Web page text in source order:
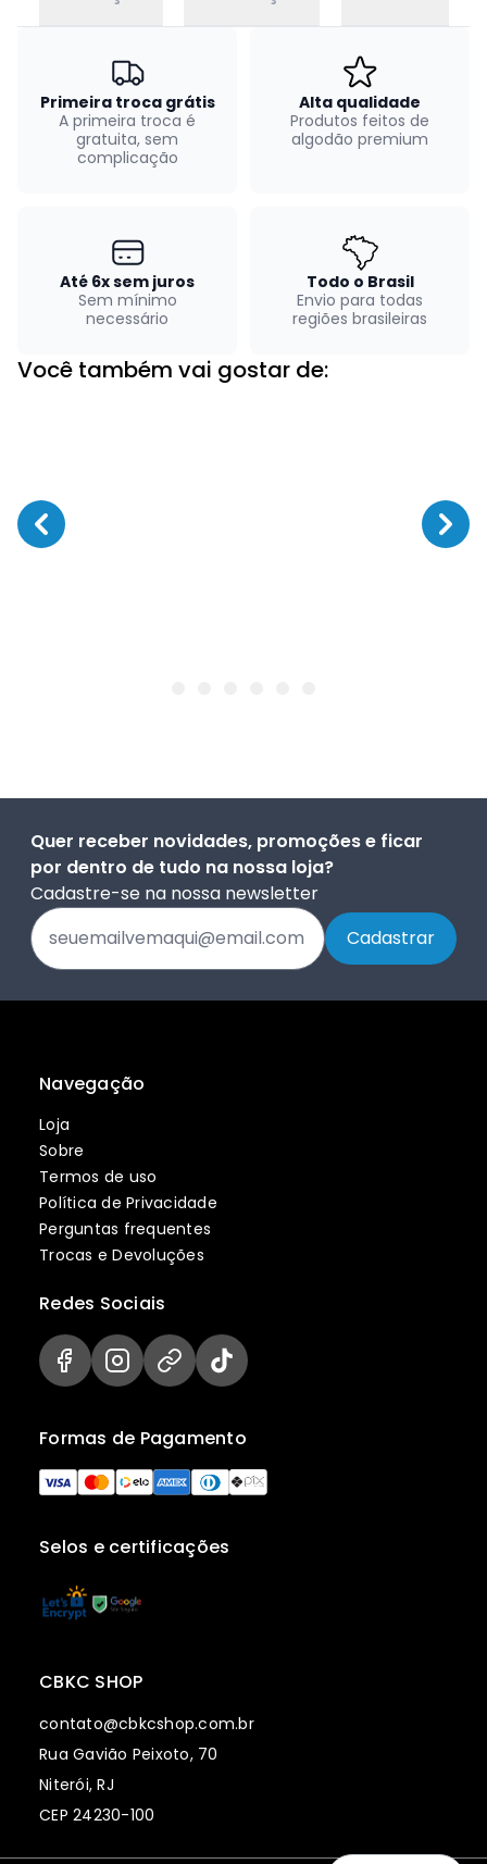
Primeira troca grátis
A primeira troca é
gratuita, sem
complicação
Alta qualidade
Produtos feitos de
algodão premium
Até 6x sem juros
Sem mínimo
necessário
Todo o Brasil
Envio para todas
regiões brasileiras
Você também vai gostar de:
Quer receber novidades, promoções e ficar
por dentro de tudo na nossa loja?
Cadastre-se na nossa newsletter
Navegação
Loja
Sobre
Termos de uso
Política de Privacidade
Perguntas frequentes
Trocas e Devoluções
Selos e certificações
Formas de Pagamento
Redes Sociais
CBKC SHOP
contato@cbkcshop.com.br
Rua Gavião Peixoto, 70
Niterói, RJ
CEP 24230-100